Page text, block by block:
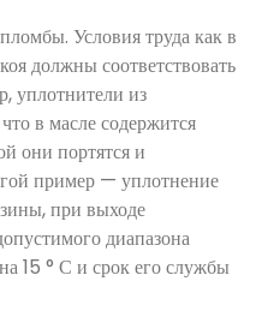
Условия труда как в
должны соответствовать
уплотнители из
в масле содержится
они портятся и
пример — уплотнение
при выходе
диапазона
15 ° С и срок его службы